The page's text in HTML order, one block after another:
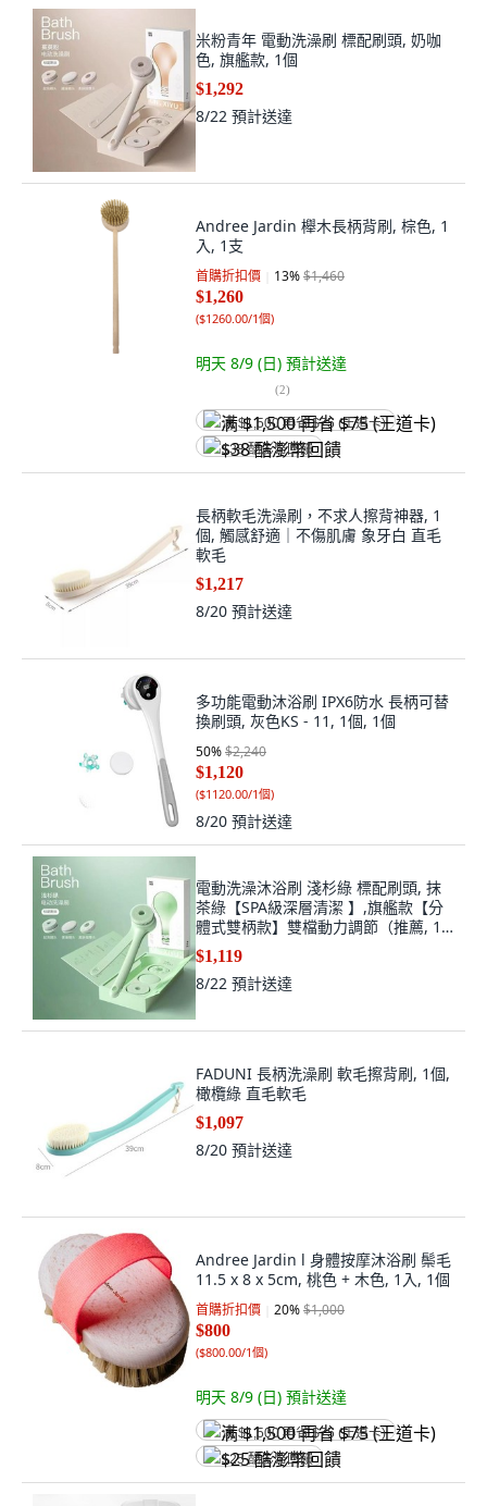
米粉青年 電動洗澡刷 標配刷頭, 奶咖
色, 旗艦款, 1個
$1,292
8/22 預計送達
Andree Jardin 櫸木長柄背刷, 棕色, 1
入, 1支
首購折扣價 13%$1,460
$1,260
($1260.00/1個)
明天 8/9 (日) 預計送達
(2)
满 $1,500 再省 $75 (王道卡)
$38 酷澎幣回饋
長柄軟毛洗澡刷，不求人擦背神器, 1
個, 觸感舒適｜不傷肌膚 象牙白 直毛
軟毛
$1,217
8/20 預計送達
多功能電動沐浴刷 IPX6防水 長柄可替
換刷頭, 灰色KS - 11, 1個, 1個
50%$2,240
$1,120
($1120.00/1個)
8/20 預計送達
電動洗澡沐浴刷 淺杉綠 標配刷頭, 抹
茶綠【SPA級深層清潔 】,旗艦款【分
體式雙柄款】雙檔動力調節（推薦, 1
個
$1,119
8/22 預計送達
FADUNI 長柄洗澡刷 軟毛擦背刷, 1個,
橄欖綠 直毛軟毛
$1,097
8/20 預計送達
Andree Jardin l 身體按摩沐浴刷 鬃毛
11.5 x 8 x 5cm, 桃色 + 木色, 1入, 1個
首購折扣價 20%$1,000
$800
($800.00/1個)
明天 8/9 (日) 預計送達
满 $1,500 再省 $75 (王道卡)
$25 酷澎幣回饋